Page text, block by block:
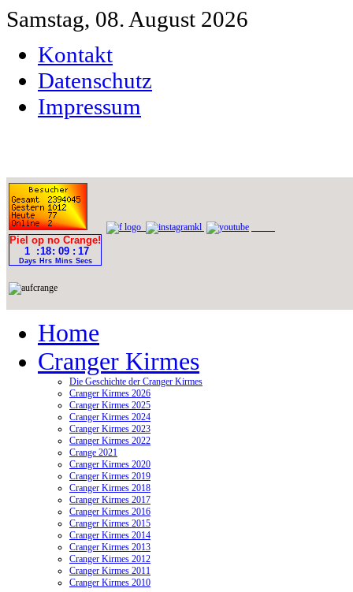
Samstag, 08. August 2026
Kontakt
Datenschutz
Impressum
Home
Cranger Kirmes
Die Geschichte der Cranger Kirmes
Cranger Kirmes 2026
Cranger Kirmes 2025
Cranger Kirmes 2024
Cranger Kirmes 2023
Cranger Kirmes 2022
Crange 2021
Cranger Kirmes 2020
Cranger Kirmes 2019
Cranger Kirmes 2018
Cranger Kirmes 2017
Cranger Kirmes 2016
Cranger Kirmes 2015
Cranger Kirmes 2014
Cranger Kirmes 2013
Cranger Kirmes 2012
Cranger Kirmes 2011
Cranger Kirmes 2010